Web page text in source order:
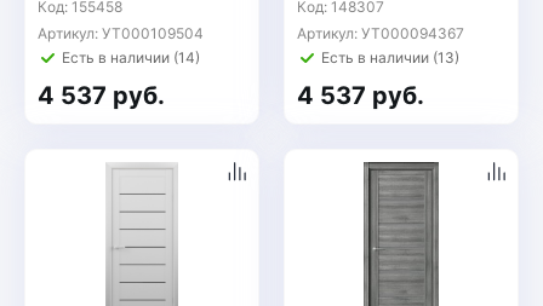
Код: 155458
Артикул: УТ000109504
Есть в наличии (14)
4 537 руб.
Код: 148307
Артикул: УТ000094367
Есть в наличии (13)
4 537 руб.